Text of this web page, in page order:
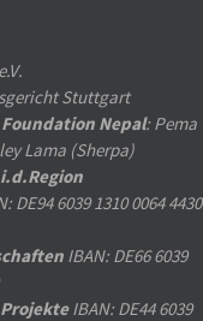
Stuttgart
Nepal: Pema
Lama (Sherpa)
DE94 6039 1310 0064 4430
IBAN: DE66 6039
IBAN: DE44 6039